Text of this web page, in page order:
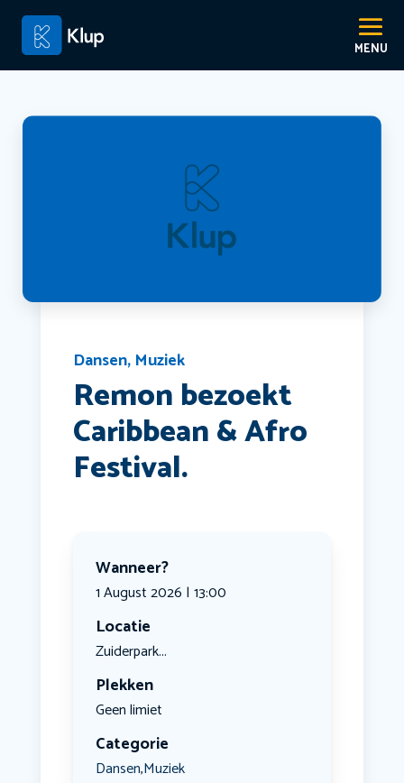
Dansen, Muziek
Remon bezoekt
Caribbean & Afro
Festival.
Wanneer?
1 August 2026 | 13:00
Locatie
Zuiderpark...
Plekken
Geen limiet
Categorie
Dansen,Muziek